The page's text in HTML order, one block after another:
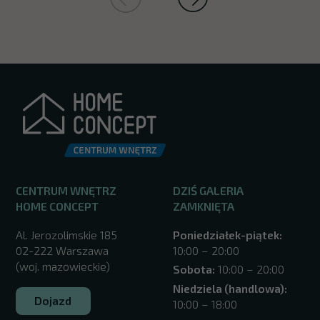
CENTRUM WNĘTRZ
HOME CONCEPT
Al. Jerozolimskie 185
02-222 Warszawa
(woj. mazowieckie)
Dojazd
DZIŚ GALERIA
ZAMKNIĘTA
Poniedziałek-piątek:
10:00 – 20:00
Sobota: 10:00 – 20:00
Niedziela (handlowa):
10:00 – 18:00